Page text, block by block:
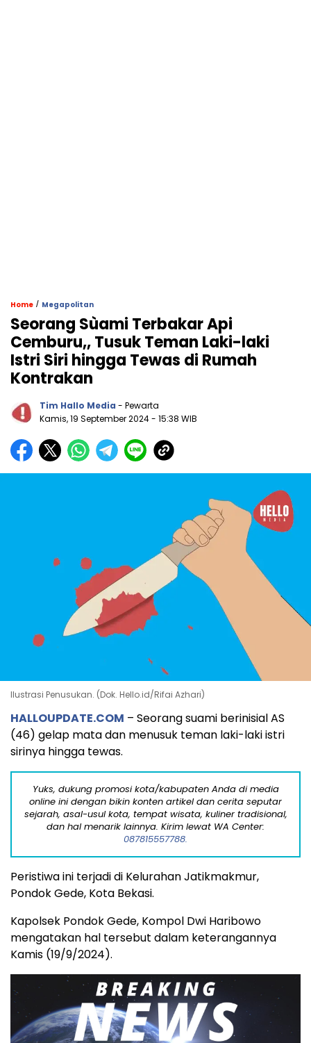
Home / Megapolitan
Seorang Sùami Terbakar Api
Cemburu,, Tusuk Teman Laki-laki
Istri Siri hingga Tewas di Rumah
Kontrakan
Tim Hallo Media - Pewarta
Kamis, 19 September 2024- 15:38 WIB
Ilustrasi Penusukan. (Dok. Hello.id/Rifai Azhari)
HALLOUPDATE.COM – Seorang suami berinisial AS
(46) gelap mata dan menusuk teman laki-laki istri
sirinya hingga tewas.
Yuks, dukung promosi kota/kabupaten Anda di media
online ini dengan bikin konten artikel dan cerita seputar
sejarah, asal-usul kota, tempat wisata, kuliner tradisional,
dan hal menarik lainnya. Kirim lewat WA Center:
087815557788.
Peristiwa ini terjadi di Kelurahan Jatikmakmur,
Pondok Gede, Kota Bekasi.
Kapolsek Pondok Gede, Kompol Dwi Haribowo
mengatakan hal tersebut dalam keterangannya
Kamis (19/9/2024).